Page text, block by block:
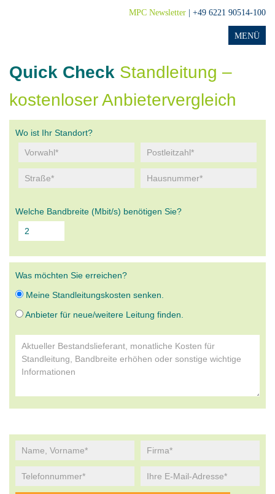
MPC Newsletter | +49 6221 90514-100
Quick Check Standleitung –
kostenloser Anbietervergleich
Wo ist Ihr Standort?
Welche Bandbreite (Mbit/s) benötigen Sie?
Was möchten Sie erreichen?
Meine Standleitungskosten senken.
Anbieter für neue/weitere Leitung finden.